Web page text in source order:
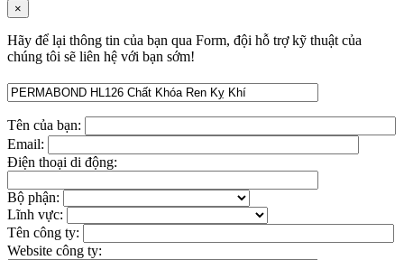
×
Hãy để lại thông tin của bạn qua Form, đội hỗ trợ kỹ thuật của
chúng tôi sẽ liên hệ với bạn sớm!
Tên của bạn:
Email:
Điện thoại di động:
Bộ phận:
Lĩnh vực:
Tên công ty:
Website công ty: